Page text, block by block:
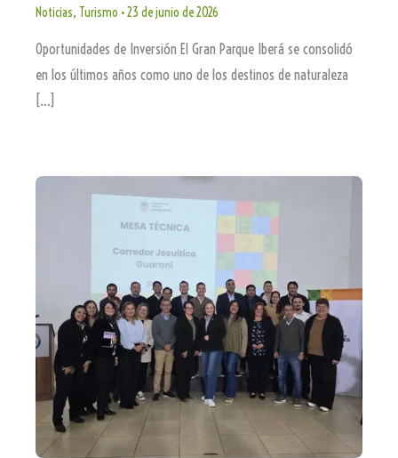
Noticias, Turismo •23 de junio de 2026
Oportunidades de Inversión El Gran Parque Iberá se consolidó
en los últimos años como uno de los destinos de naturaleza
[…]